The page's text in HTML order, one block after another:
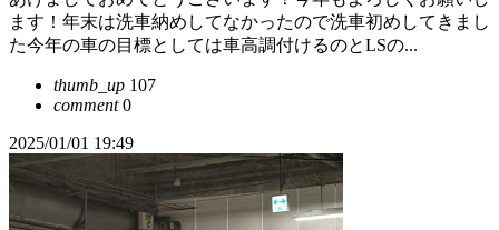
ます！年末は洗車納めしてなかったので洗車初めしてきまし
た今年の車の目標としては車高調付けるのとLSの...
thumb_up 107
comment0
2025/01/01 19:49